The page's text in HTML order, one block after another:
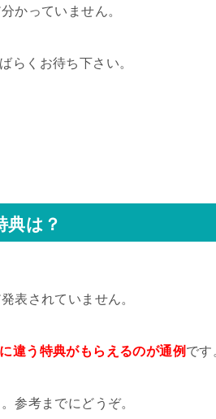
かっていません。
らくお待ち下さい。
典は？
表されていません。
違う特典がもらえるのが通例 です
参考までにどうぞ。